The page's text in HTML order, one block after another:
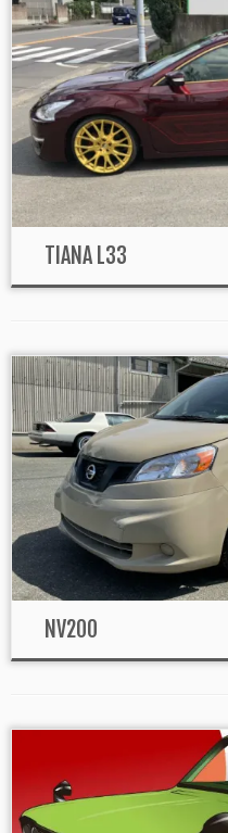
TIANA L33
NV200